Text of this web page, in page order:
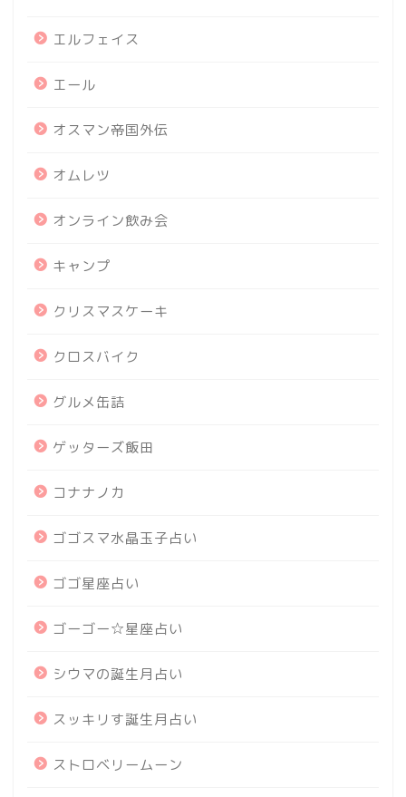
エルフェイス
エール
オスマン帝国外伝
オムレツ
オンライン飲み会
キャンプ
クリスマスケーキ
クロスバイク
グルメ缶詰
ゲッターズ飯田
コナナノカ
ゴゴスマ水晶玉子占い
ゴゴ星座占い
ゴーゴー☆星座占い
シウマの誕生月占い
スッキリす誕生月占い
ストロベリームーン